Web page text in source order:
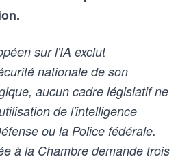
sur l'IA exclut
nationale de son
aucun cadre législatif ne
de l'intelligence
ou la Police fédérale.
à la Chambre demande trois